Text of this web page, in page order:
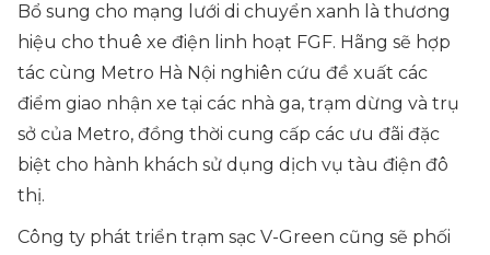
Bổ sung cho mạng lưới di chuyển xanh là thương
hiệu cho thuê xe điện linh hoạt FGF. Hãng sẽ hợp
tác cùng Metro Hà Nội nghiên cứu đề xuất các
điểm giao nhận xe tại các nhà ga, trạm dừng và trụ
sở của Metro, đồng thời cung cấp các ưu đãi đặc
biệt cho hành khách sử dụng dịch vụ tàu điện đô
thị.
Công ty phát triển trạm sạc V-Green cũng sẽ phối